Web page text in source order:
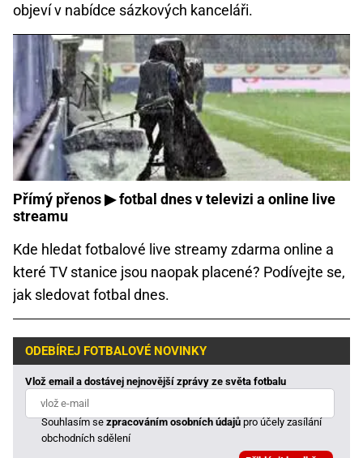
objeví v nabídce sázkových kanceláři.
Přímý přenos ▶ fotbal dnes v televizi a online live
streamu
Kde hledat fotbalové live streamy zdarma online a
které TV stanice jsou naopak placené? Podívejte se,
jak sledovat fotbal dnes.
ODEBÍREJ FOTBALOVÉ NOVINKY
Vlož email a dostávej nejnovější zprávy ze světa fotbalu
Souhlasím sezpracováním osobních údajůpro účely zasílání
obchodních sdělení